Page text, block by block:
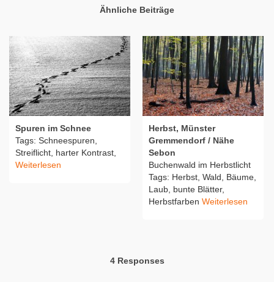
Ähnliche Beiträge
Spuren im Schnee
Tags: Schneespuren,
Streiflicht, harter Kontrast,
Weiterlesen
Herbst, Münster
Gremmendorf / Nähe
Sebon
Buchenwald im Herbstlicht
Tags: Herbst, Wald, Bäume,
Laub, bunte Blätter,
Herbstfarben Weiterlesen
4 Responses